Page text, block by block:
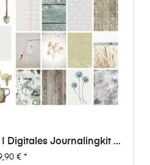
| Digitales Journalingkit -
€*